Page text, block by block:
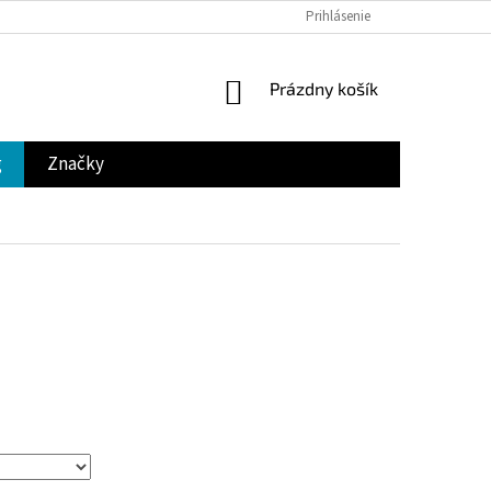
Prihlásenie
NÁKUPNÝ
Prázdny košík
Značky